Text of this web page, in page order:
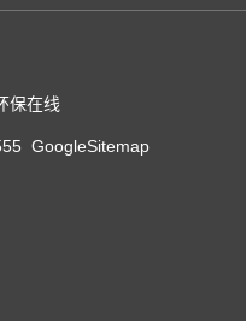
保在线
GoogleSitemap